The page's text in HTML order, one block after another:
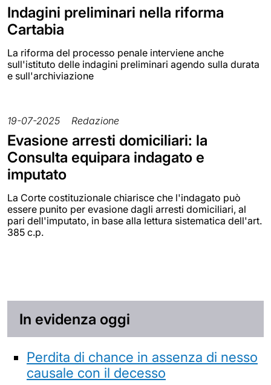
Indagini preliminari nella riforma
Cartabia
La riforma del processo penale interviene anche
sull'istituto delle indagini preliminari agendo sulla durata
e sull'archiviazione
19-07-2025 Redazione
Evasione arresti domiciliari: la
Consulta equipara indagato e
imputato
La Corte costituzionale chiarisce che l'indagato può
essere punito per evasione dagli arresti domiciliari, al
pari dell'imputato, in base alla lettura sistematica dell'art.
385 c.p.
In evidenza oggi
Perdita di chance in assenza di nesso
causale con il decesso